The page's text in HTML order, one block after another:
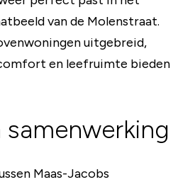
van de Molenstraat.
uitgebreid,
en leefruimte bieden
samenwerking
Maas-Jacobs